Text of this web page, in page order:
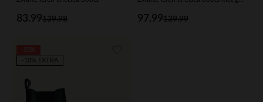
139.98
83.99 139.99
97.99
-10% EXTRA